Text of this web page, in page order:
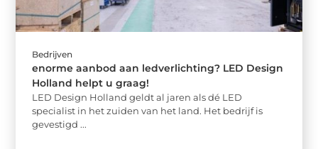
Bedrijven
enorme aanbod aan ledverlichting? LED Design
Holland helpt u graag!
LED Design Holland geldt al jaren als dé LED
specialist in het zuiden van het land. Het bedrijf is
gevestigd ...